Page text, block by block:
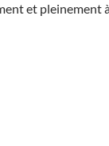
et pleinement